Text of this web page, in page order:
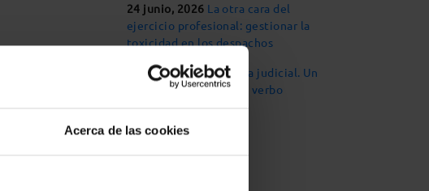
Acerca de las cookies
de un
vista sobre
parte del
24 junio, 2026 La otra cara del
ejercicio profesional: gestionar la
toxicidad en los despachos
16 junio, 2026Retórica judicial. Un
hecho, una oración, un verbo